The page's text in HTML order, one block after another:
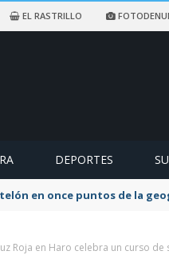
EL RASTRILLO
DEPORTES
telón en once puntos de la
Roja en Haro celebra un curso